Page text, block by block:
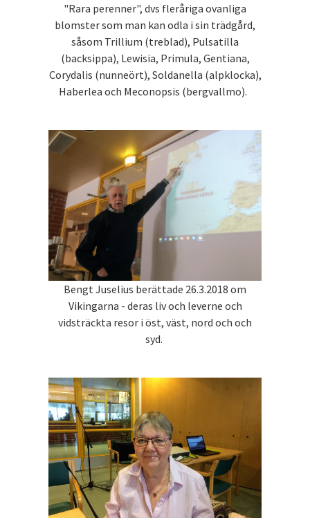
"Rara perenner", dvs fleråriga ovanliga
blomster som man kan odla i sin trädgård,
såsom Trillium (treblad), Pulsatilla
(backsippa), Lewisia, Primula, Gentiana,
Corydalis (nunneört), Soldanella (alpklocka),
Haberlea och Meconopsis (bergvallmo).
Bengt Juselius berättade 26.3.2018 om
Vikingarna - deras liv och leverne och
vidsträckta resor i öst, väst, nord och och
syd.